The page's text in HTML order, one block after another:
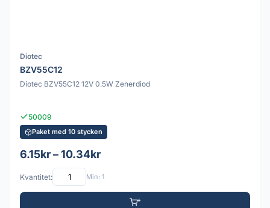
Diotec
BZV55C12
Diotec BZV55C12 12V 0.5W Zenerdiod
50009
Paket med 10 stycken
6.15kr – 10.34kr
Kvantitet: Min: 1